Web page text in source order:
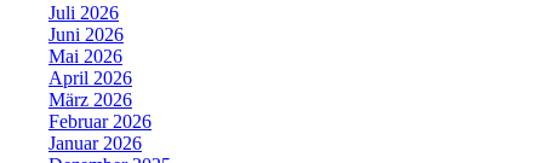
Juli 2026
Juni 2026
Mai 2026
April 2026
März 2026
Februar 2026
Januar 2026